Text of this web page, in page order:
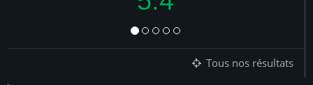
Tous nos résultats